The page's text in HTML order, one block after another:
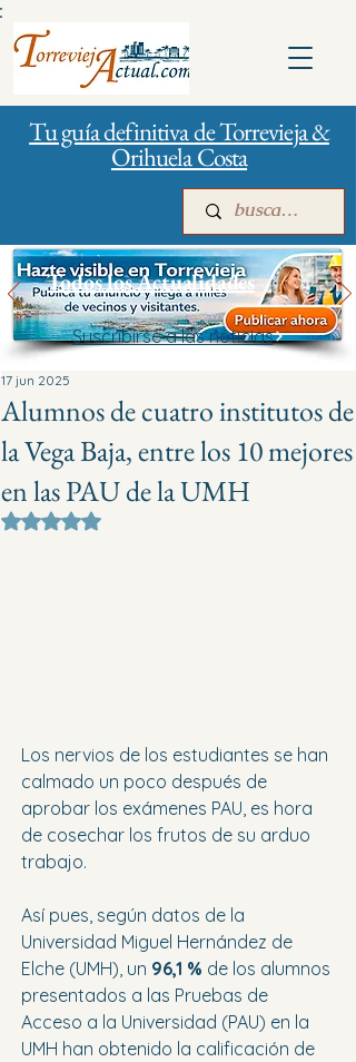
Tu guía definitiva de Torrevieja &
Orihuela Costa
Publicidad
Todos los Actualidades
Suscribirse a las noticias
Alumnos de cuatro institutos de
la Vega Baja, entre los 10 mejores
en las PAU de la UMH
17 jun 2025
Obtuvo NaN de 5 estrellas.
Los nervios de los estudiantes se han
calmado un poco después de
aprobar los exámenes PAU, es hora
de cosechar los frutos de su arduo
trabajo.
Así pues, según datos de la
Universidad Miguel Hernández de
Elche (UMH), un 96,1 % de los alumnos
presentados a las Pruebas de
Acceso a la Universidad (PAU) en la
UMH han obtenido la calificación de